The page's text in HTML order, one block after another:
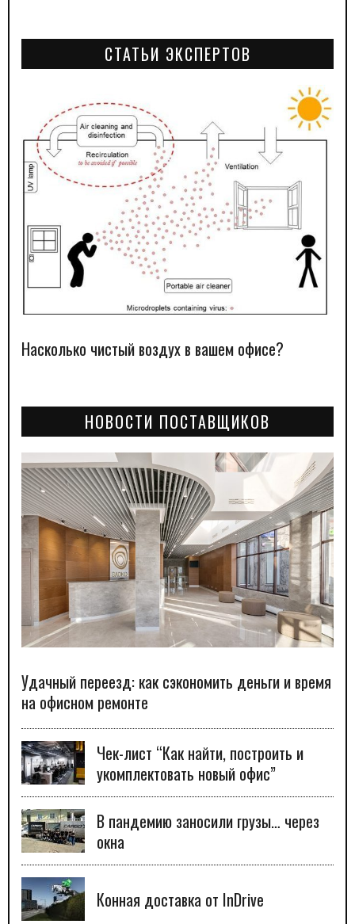
СТАТЬИ ЭКСПЕРТОВ
Насколько чистый воздух в вашем офисе?
НОВОСТИ ПОСТАВЩИКОВ
Удачный переезд: как сэкономить деньги и время
на офисном ремонте
Чек-лист “Как найти, построить и
укомплектовать новый офис”
В пандемию заносили грузы… через
окна
Конная доставка от InDrive